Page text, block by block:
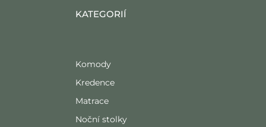
KATEGORIÍ
Komody
Kredence
Matrace
Noční stolky